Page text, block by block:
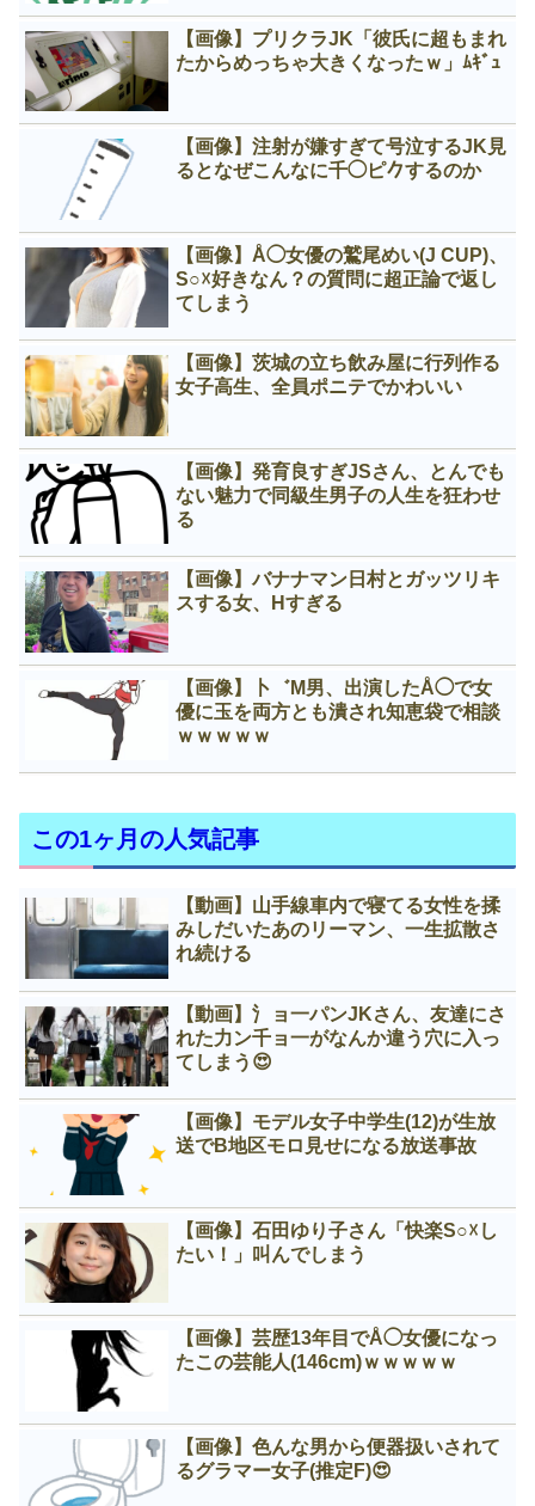
【画像】プリクラJK「彼氏に超もまれ
たからめっちゃ大きくなったｗ」ﾑｷﾞｭ
【画像】注射が嫌すぎて号泣するJK見
るとなぜこんなに千◯ピ𠂊するのか
【画像】Å◯女優の鷲尾めい(J CUP)、
S○☓好きなん？の質問に超正論で返し
てしまう
【画像】茨城の立ち飲み屋に行列作る
女子高生、全員ポニテでかわいい
【画像】発育良すぎJSさん、とんでも
ない魅力で同級生男子の人生を狂わせ
る
【画像】バナナマン日村とガッツリキ
スする女、Нすぎる
【画像】卜゛M男、出演したÅ◯で女
優に玉を両方とも潰され知恵袋で相談
ｗｗｗｗｗ
この1ヶ月の人気記事
【動画】山手線車内で寝てる女性を揉
みしだいたあのリーマン、一生拡散さ
れ続ける
【動画】氵ョ一パンJKさん、友達にさ
れた力ン千ョ一がなんか違う穴に入っ
てしまう😍
【画像】モデル女子中学生(12)が生放
送でB地区モロ見せになる放送事故
【画像】石田ゆり子さん「快楽S○☓し
たい！」叫んでしまう
【画像】芸歴13年目でÅ◯女優になっ
たこの芸能人(146cm)ｗｗｗｗｗ
【画像】色んな男から便器扱いされて
るグラマー女子(推定F)😍